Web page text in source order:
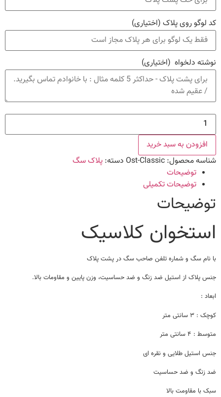
کد لوگو روی پلاک (اختیاری)
نوشته دلخواه (اختیاری)
استخوان
کلاسیک
عدد
افزودن به سبد خرید
شناسه محصول: Ost-Classic دسته: پلاک سگ
توضیحات
توضیحات تکمیلی
توضیحات
استخوان کلاسیک
با نام سگ و شماره تلفن صاحب سگ در پشت پلاک
جنس پلاک از استیل ضد زنگ و ضد حساسیت، وزن پایین و مقاومات بالا.
ابعاد :
کوچک : ۳ سانتی متر
متوسط : ۴ سانتی متر
جنس استیل طلایی و نقره ای
ضد زنگ و ضد حساسیت
سبک با مقاومت بالا